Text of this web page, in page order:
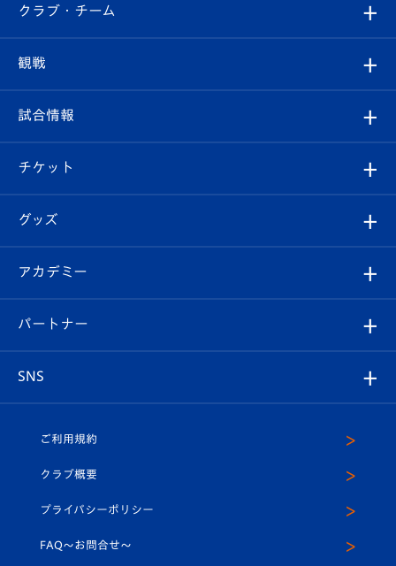
すべて
クラブ
試合情報
チケット
イベント
メディア
ホームタウン
クラブ・チーム
クラブ概要
エンブレム紹介
スタッフプロフィール
マスコット紹介
平和祈念活動
観戦
観戦ルール
はじめての観戦ガイド
Revive Team
ヴィヴィくんの長崎おもてなしガイド
試合情報
試合日程/結果
フォトギャラリー
スタジアムグルメ
チケット
チケット
V-LOVERS（ファンクラブ）
プレイヤーズスイート
グッズ
オンラインショップ
店舗情報
アカデミー
育成からのお知らせ
U-18
スクール
パートナー
SNS
ヴィヴィくんインスタグラム
公式LINE＠
ご利用規約
クラブ概要
プライバシーポリシー
FAQ〜お問合せ〜